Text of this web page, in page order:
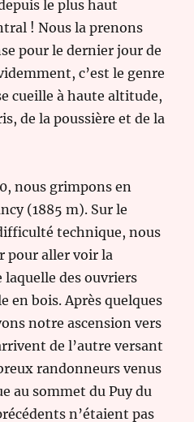
le plus haut
! Nous la prenons
pour le dernier jour de
c’est le genre
cueille à haute altitude,
de la poussière et de la
nous grimpons en
(1885 m). Sur le
technique, nous
pour aller voir la
laquelle des ouvriers
en bois. Après quelques
notre ascension vers
de l’autre versant
randonneurs venus
au sommet du Puy du
n’étaient pas